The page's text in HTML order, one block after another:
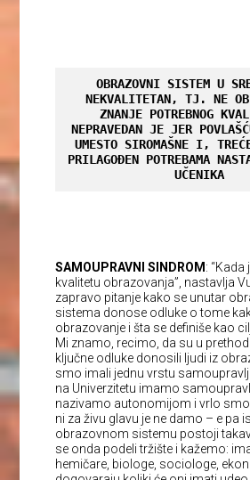
OBRAZOVNI SISTEM U
NEKVALITETAN, TJ. NE
ZNANJE POTREBNOG
NEPRAVEDAN JE JER
UMESTO SIROMAŠNE I,
PRILAGOĐEN POTREBAMA
UČENIKA
SAMOUPRAVNI SINDROM : “Kada
kvalitetu obrazovanja”, nastavlja
zapravo pitanje kako se unutar
sistema donose odluke o tome
obrazovanje i šta se definiše kao
Mi znamo, recimo, da su u
ključne odluke donosili ljudi iz
smo imali jednu vrstu
na Univerzitetu imamo
nazivamo autonomijom i vrlo
ni za živu glavu je ne damo – e pa
obrazovnom sistemu postoji
se onda podeli tržište i kažemo:
hemičare, biologe, sociologe,